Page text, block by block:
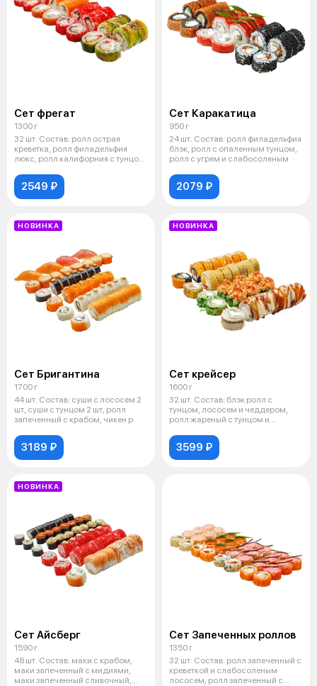
Сет фрегат
1300 г
32 шт. Состав: ролл острая
креветка, ролл филадельфия
люкс, ролл калифорния с тунцом
2549 ₽
Сет Каракатица
950 г
24 шт. Состав: ролл филадельфия
блэк, ролл с опаленным тунцом,
ролл с угрем и слабосоленым
2079 ₽
НОВИНКА
Сет Бригантина
1700 г
44 шт. Состав: суши с лососем 2
шт, суши с тунцом 2 шт, ролл
запеченный с крабом, чикен р
3189 ₽
НОВИНКА
Сет крейсер
1600 г
32 шт. Состав: блэк ролл с
тунцом, лососем и чеддером,
ролл жареный с тунцом и
3599 ₽
НОВИНКА
Сет Айсберг
1590 г
48 шт. Состав: маки с крабом,
маки запеченный с мидиями,
маки запеченный сливочный,
Сет Запеченных роллов
1350 г
32 шт. Состав: ролл запеченный с
креветкой и слабосоленым
лососем, ролл запеченный с